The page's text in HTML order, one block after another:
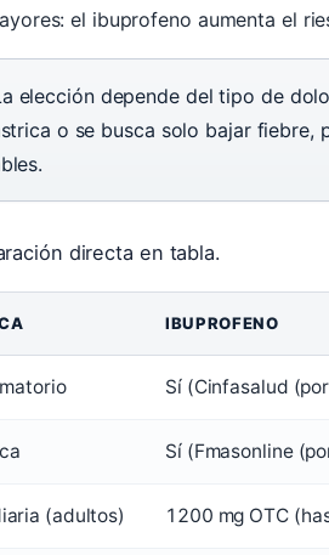
el ibuprofeno aumenta el
elección depende del tipo de
o se busca solo bajar fiebre,
directa en tabla.
IBUPROFENO
Sí (Cinfasalud
Sí (Fmasonline
(adultos) 1200 mg OTC